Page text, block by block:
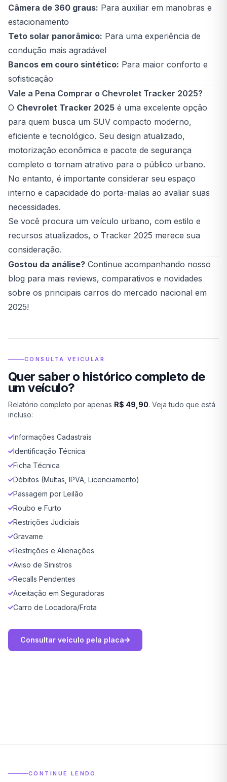
Câmera de 360 graus: Para auxiliar em manobras e
estacionamento
Teto solar panorâmico: Para uma experiência de
condução mais agradável
Bancos em couro sintético: Para maior conforto e
sofisticação
Vale a Pena Comprar o Chevrolet Tracker 2025?
O Chevrolet Tracker 2025 é uma excelente opção
para quem busca um SUV compacto moderno,
eficiente e tecnológico. Seu design atualizado,
motorização econômica e pacote de segurança
completo o tornam atrativo para o público urbano.
No entanto, é importante considerar seu espaço
interno e capacidade do porta-malas ao avaliar suas
necessidades.
Se você procura um veículo urbano, com estilo e
recursos atualizados, o Tracker 2025 merece sua
consideração.
Gostou da análise? Continue acompanhando nosso
blog para mais reviews, comparativos e novidades
sobre os principais carros do mercado nacional em
2025!
CONSULTA VEICULAR
Quer saber o histórico completo de
um veículo?
Relatório completo por apenas R$ 49,90. Veja tudo que está
incluso:
Informações Cadastrais
Identificação Técnica
Ficha Técnica
Débitos (Multas, IPVA, Licenciamento)
Passagem por Leilão
Roubo e Furto
Restrições Judiciais
Gravame
Restrições e Alienações
Aviso de Sinistros
Recalls Pendentes
Aceitação em Seguradoras
Carro de Locadora/Frota
Consultar veículo pela placa
CONTINUE LENDO